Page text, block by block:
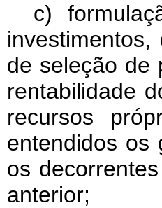
c)
de seleção de
rentabilidade
recursos
entendidos os
os
anterior;